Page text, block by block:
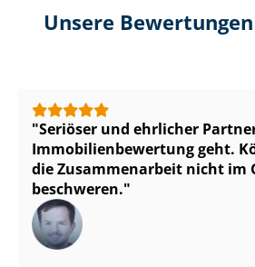
Unsere
Seriöser und ehrlicher
Im­mo­bi­li­en­be­wer­tung geht.
die Zusammenarbeit nicht im
beschweren.